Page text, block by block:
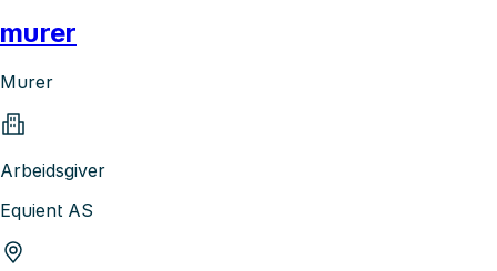
murer
Murer
Arbeidsgiver
Equient AS